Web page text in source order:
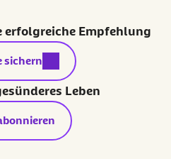
erfolgreiche Empfehlung
Link:
sichern
Leben